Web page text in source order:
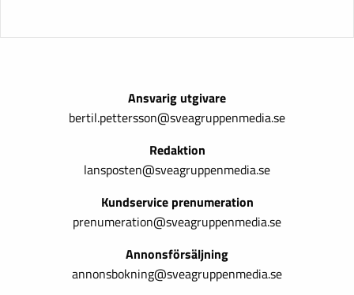
Ansvarig utgivare
bertil.pettersson@sveagruppenmedia.se
Redaktion
lansposten@sveagruppenmedia.se
Kundservice prenumeration
prenumeration@sveagruppenmedia.se
Annonsförsäljning
annonsbokning@sveagruppenmedia.se